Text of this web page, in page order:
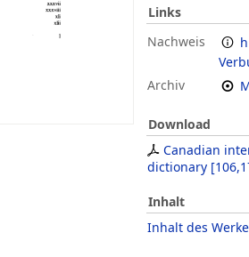
Links
Nachweis
Archiv
Download
Canadian
dictionary [
Inhalt
Inhalt des